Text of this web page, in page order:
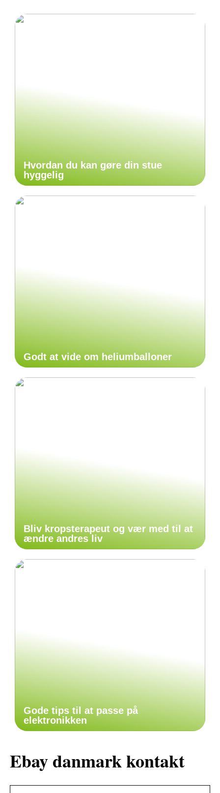
Hvordan du kan gøre din stue
hyggelig
Godt at vide om heliumballoner
Bliv kropsterapeut og vær med til at
ændre andres liv
Gode tips til at passe på
elektronikken
Ebay danmark kontakt